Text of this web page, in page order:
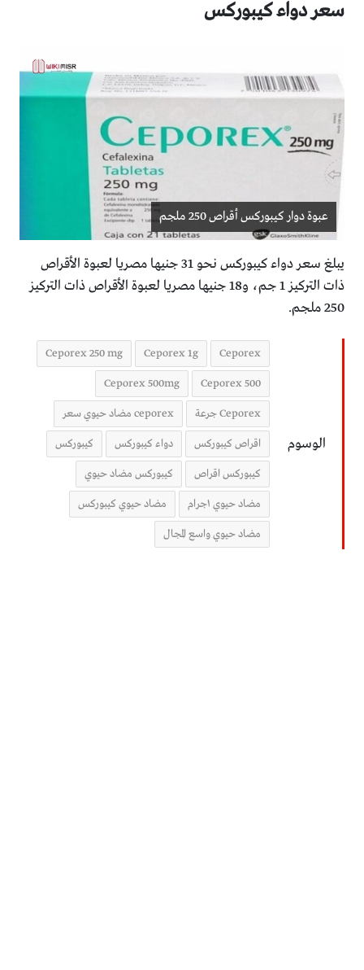
سعر دواء كيبوركس
عبوة دوار كيبوركس أقراص 250 ملجم
يبلغ سعر دواء كيبوركس نحو 31 جنيها مصريا لعبوة الأقراص
ذات التركيز 1 جم، و18 جنيها مصريا لعبوة الأقراص ذات التركيز
250 ملجم.
الوسوم
Ceporex
Ceporex 1g
Ceporex 250 mg
Ceporex 500
Ceporex 500mg
Ceporex جرعة ceporex مضاد حيوي سعر
اقراص كيبوركس دواء كيبوركس كيبوركس
كيبوركس اقراص كيبوركس مضاد حيوي
مضاد حيوي ١جرام مضاد حيوي كيبوركس
مضاد حيوي واسع المجال